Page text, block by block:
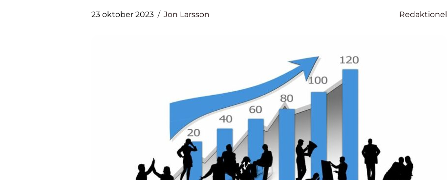
23 oktober 2023 Jon Larsson Redaktionel